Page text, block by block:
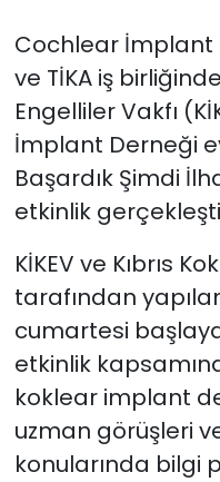
Cochlear İmplant
ve TİKA iş
Engelliler Vakfı
İmplant Derneği
Başardık Şimdi
etkinlik
KİKEV ve Kıbrıs
tarafından
cumartesi
etkinlik
koklear implant
uzman görüşleri
konularında bilgi
SAĞLIK
Spor
Teknoloji
TÜRKiYE
Video Galeri
YAŞAM
Yazarlar